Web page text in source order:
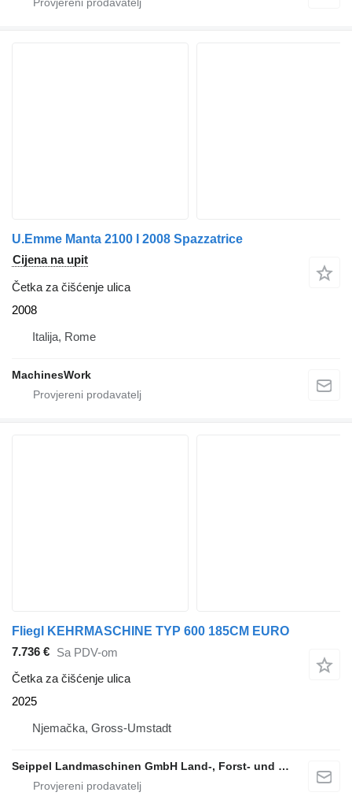
U.Emme Manta 2100 I 2008 Spazzatrice
Cijena na upit
Četka za čišćenje ulica
2008
Italija, Rome
MachinesWork
Fliegl KEHRMASCHINE TYP 600 185CM EURO
7.736 € Sa PDV-om
Četka za čišćenje ulica
2025
Njemačka, Gross-Umstadt
Seippel Landmaschinen GmbH Land-, Forst- und Gartentechnik